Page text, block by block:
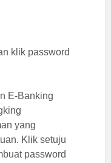
klik password
E-Banking
yang
Klik setuju
password